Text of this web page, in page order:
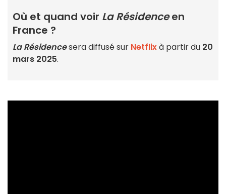
Où et quand voir La Résidenceen
France ?
La Résidencesera diffusé sur Netflixà partir du 20
mars 2025.